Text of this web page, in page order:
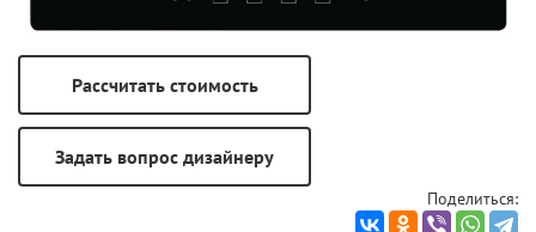
Поделиться: